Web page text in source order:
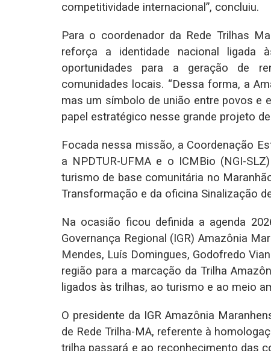
competitividade internacional”, concluiu.
Para o coordenador da Rede Trilhas
reforça a identidade nacional
oportunidades para a geração de
comunidades locais. “Dessa forma, a
mas um símbolo de união entre povos e
papel estratégico nesse grande projeto
Focada nessa missão, a Coordenação
a NPDTUR-UFMA e o ICMBio (NGI-
turismo de base comunitária no
Transformação e da oficina Sinalização
Na ocasião ficou definida a agenda
Governança Regional (IGR) Amazônia
Mendes, Luís Domingues, Godofredo
região para a marcação da Trilha
ligados às trilhas, ao turismo e ao meio
O presidente da IGR Amazônia
de Rede Trilha-MA, referente à
trilha passará e ao reconhecimento das